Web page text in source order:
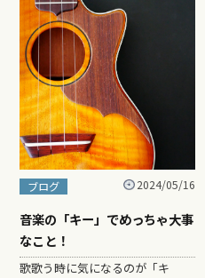
ブログ 2024/05/16
音楽の「キー」でめっちゃ大事
なこと！
歌歌う時に気になるのが「キ